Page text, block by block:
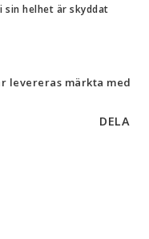
sin helhet är skyddat
levereras märkta med
DELA